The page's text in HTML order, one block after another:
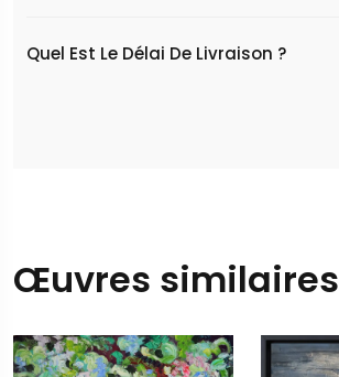
Quel Est Le Délai De Livraison ?
Œuvres similaires